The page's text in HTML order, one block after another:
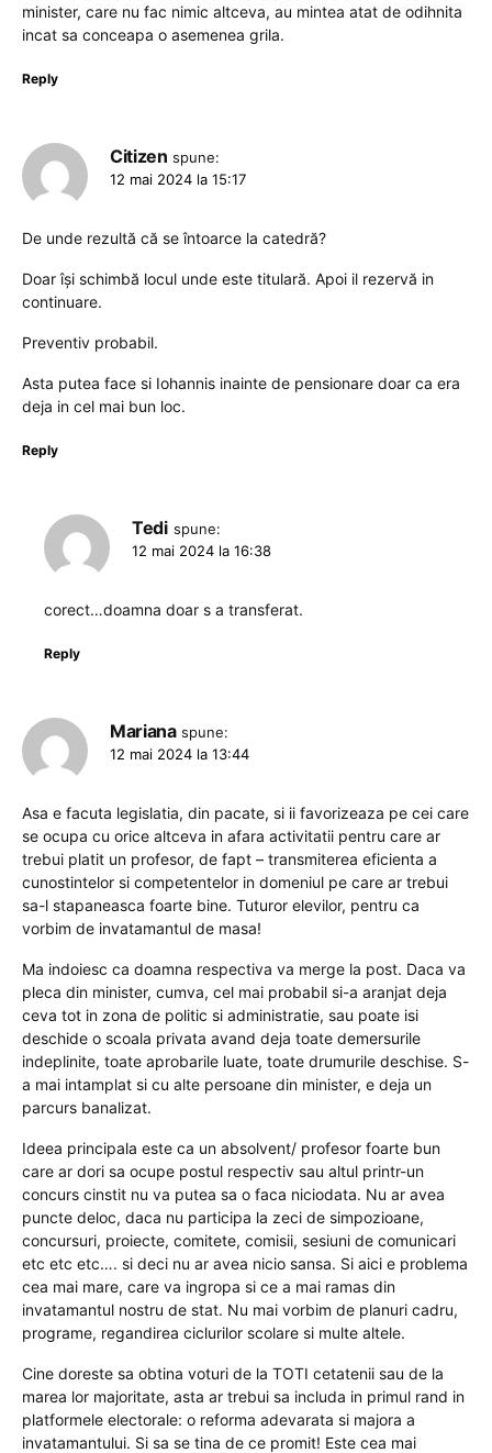
minister, care nu fac nimic altceva, au mintea atat de odihnita
incat sa conceapa o asemenea grila.
Reply
Citizen spune:
12 mai 2024 la 15:17
De unde rezultă că se întoarce la catedră?
Doar își schimbă locul unde este titulară. Apoi il rezervă in
continuare.
Preventiv probabil.
Asta putea face si Iohannis inainte de pensionare doar ca era
deja in cel mai bun loc.
Reply
Tedi spune:
12 mai 2024 la 16:38
corect…doamna doar s a transferat.
Reply
Mariana spune:
12 mai 2024 la 13:44
Asa e facuta legislatia, din pacate, si ii favorizeaza pe cei care
se ocupa cu orice altceva in afara activitatii pentru care ar
trebui platit un profesor, de fapt – transmiterea eficienta a
cunostintelor si competentelor in domeniul pe care ar trebui
sa-l stapaneasca foarte bine. Tuturor elevilor, pentru ca
vorbim de invatamantul de masa!
Ma indoiesc ca doamna respectiva va merge la post. Daca va
pleca din minister, cumva, cel mai probabil si-a aranjat deja
ceva tot in zona de politic si administratie, sau poate isi
deschide o scoala privata avand deja toate demersurile
indeplinite, toate aprobarile luate, toate drumurile deschise. S-
a mai intamplat si cu alte persoane din minister, e deja un
parcurs banalizat.
Ideea principala este ca un absolvent/ profesor foarte bun
care ar dori sa ocupe postul respectiv sau altul printr-un
concurs cinstit nu va putea sa o faca niciodata. Nu ar avea
puncte deloc, daca nu participa la zeci de simpozioane,
concursuri, proiecte, comitete, comisii, sesiuni de comunicari
etc etc etc…. si deci nu ar avea nicio sansa. Si aici e problema
cea mai mare, care va ingropa si ce a mai ramas din
invatamantul nostru de stat. Nu mai vorbim de planuri cadru,
programe, regandirea ciclurilor scolare si multe altele.
Cine doreste sa obtina voturi de la TOTI cetatenii sau de la
marea lor majoritate, asta ar trebui sa includa in primul rand in
platformele electorale: o reforma adevarata si majora a
invatamantului. Si sa se tina de ce promit! Este cea mai